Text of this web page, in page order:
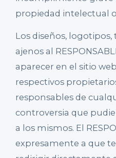
propiedad intelectual
Los diseños, logotipos,
ajenos al
aparecer en el sitio
respectivos
responsables de
controversia que
a los mismos. El
expresamente a que